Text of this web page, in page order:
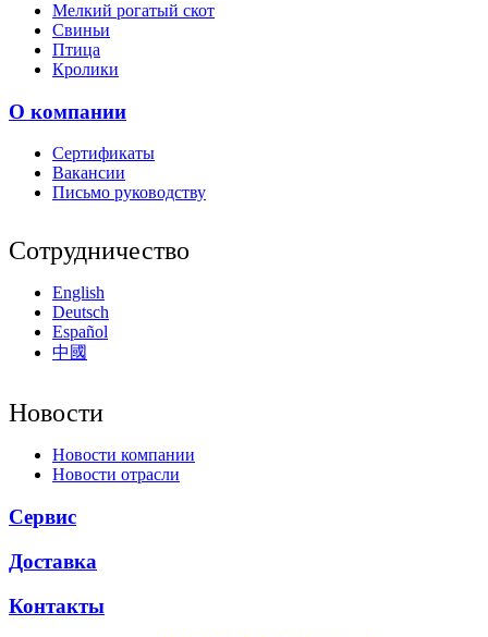
Мелкий рогатый скот
Свиньи
Птица
Кролики
О компании
Сертификаты
Вакансии
Письмо руководству
Сотрудничество
English
Deutsch
Español
中國
Новости
Новости компании
Новости отрасли
Сервис
Доставка
Контакты